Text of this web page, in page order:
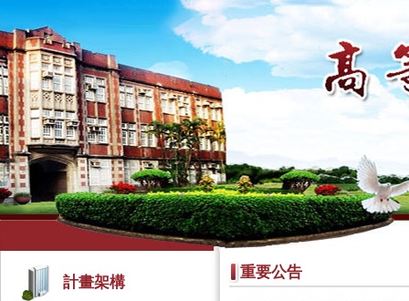
計畫架構
重要公告